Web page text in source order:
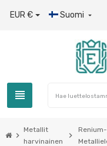
EUR € Suomi 
view_headline
chevron_right
Metallit
harvinainen
chevron_right